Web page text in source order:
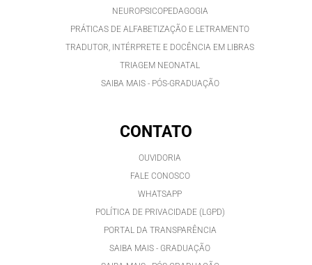
NEUROPSICOPEDAGOGIA
PRÁTICAS DE ALFABETIZAÇÃO E LETRAMENTO
TRADUTOR, INTÉRPRETE E DOCÊNCIA EM LIBRAS
TRIAGEM NEONATAL
SAIBA MAIS - PÓS-GRADUAÇÃO
CONTATO
OUVIDORIA
FALE CONOSCO
WHATSAPP
POLÍTICA DE PRIVACIDADE (LGPD)
PORTAL DA TRANSPARÊNCIA
SAIBA MAIS - GRADUAÇÃO